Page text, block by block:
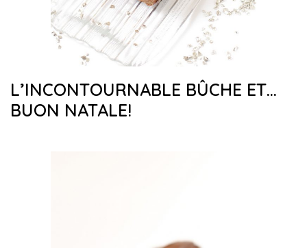
L’INCONTOURNABLE BÛCHE ET…
BUON NATALE!